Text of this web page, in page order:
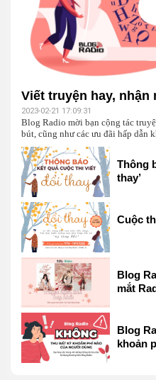
Viết truyện hay, nhận
2023-02-21 17:09:31
Blog Radio mời bạn cộng tác
bút, cũng như các ưu đãi hấp dẫn
Thông
thay’
Cuộc
Blog
mắt
Blog
khoản